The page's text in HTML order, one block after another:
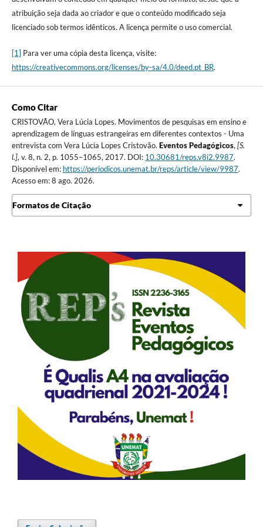
atribuição seja dada ao criador e que o conteúdo modificado seja
licenciado sob termos idênticos. A licença permite o uso comercial.
[1] Para ver uma cópia desta licença, visite:
https://creativecommons.org/licenses/by-sa/4.0/deed.pt_BR.
Como Citar
CRISTOVÃO, Vera Lúcia Lopes. Movimentos de pesquisas em ensino e
aprendizagem de línguas estrangeiras em diferentes contextos - Uma
entrevista com Vera Lúcia Lopes Cristovão. Eventos Pedagógicos,[S.
l.], v. 8, n. 2, p. 1055–1065, 2017. DOI: 10.30681/reps.v8i2.9987.
Disponível em: https://periodicos.unemat.br/reps/article/view/9987.
Acesso em: 8 ago. 2026.
Formatos de Citação